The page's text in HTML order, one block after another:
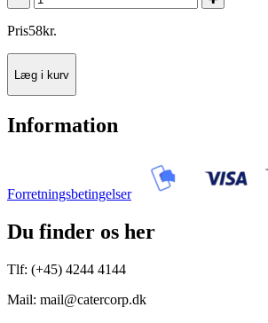
Pris58kr.
Læg i kurv
Information
Forretningsbetingelser
Du finder os her
Tlf: (+45) 4244 4144
Mail: mail@catercorp.dk